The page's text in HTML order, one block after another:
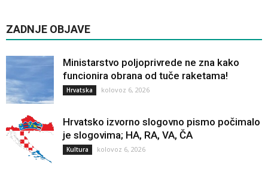
ZADNJE OBJAVE
Ministarstvo poljoprivrede ne zna kako
funcionira obrana od tuče raketama!
Hrvatska kolovoz 6, 2026
Hrvatsko izvorno slogovno pismo počimalo
je slogovima; HA, RA, VA, ČA
Kultura kolovoz 6, 2026